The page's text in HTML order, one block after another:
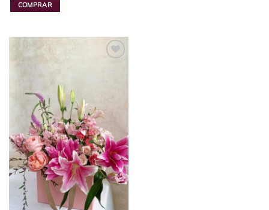
COMPRAR
várias
opções
podem
escolhidas
na
página
do
produto